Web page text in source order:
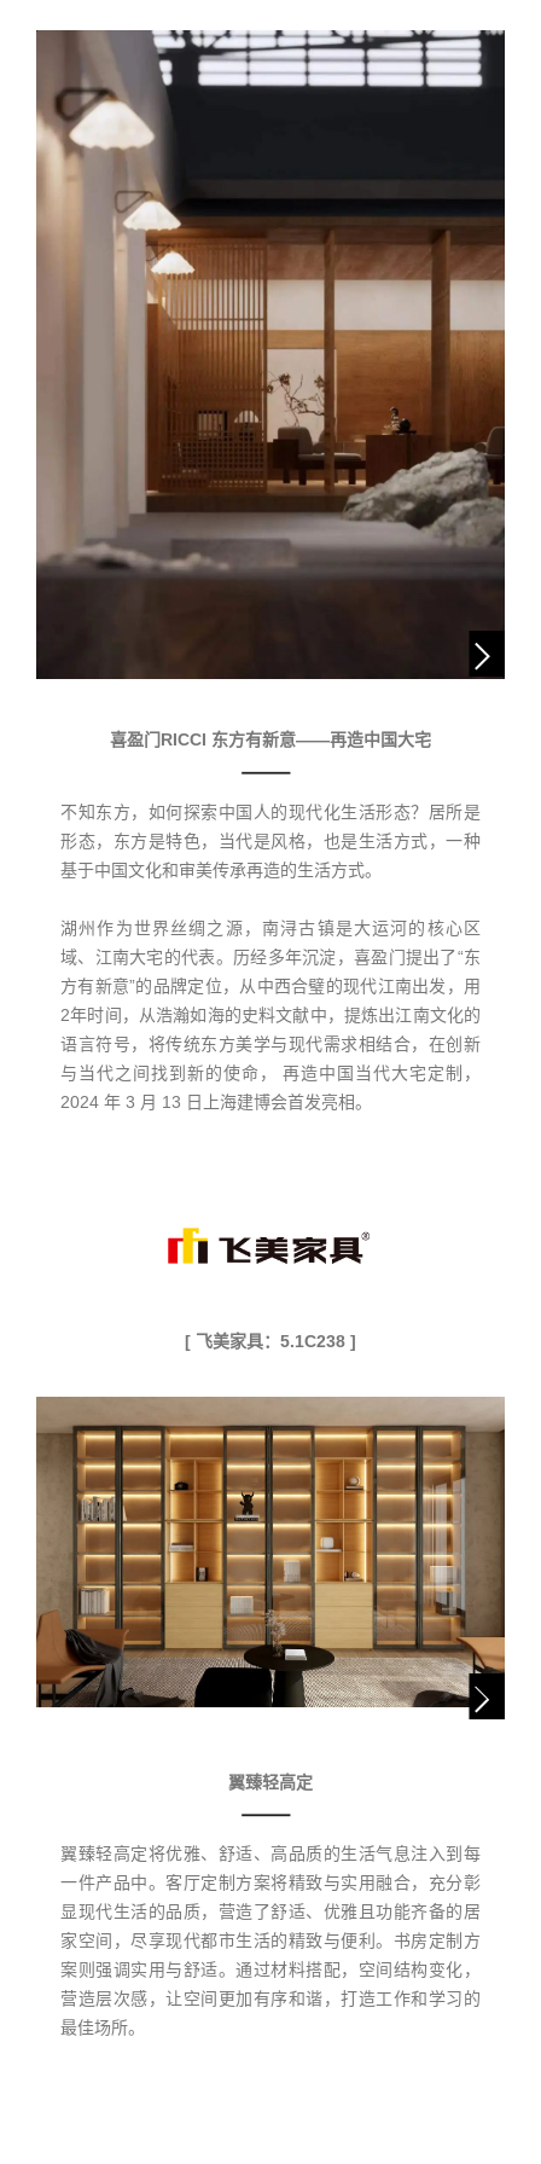
喜盈门RICCI 东方有新意——再造中国大宅
不知东方，如何探索中国人的现代化生活形态？居所是
形态，东方是特色，当代是风格，也是生活方式，一种
基于中国文化和审美传承再造的生活方式。
湖州作为世界丝绸之源，南浔古镇是大运河的核心区
域、江南大宅的代表。历经多年沉淀，喜盈门提出了“东
方有新意”的品牌定位，从中西合璧的现代江南出发，用
2年时间，从浩瀚如海的史料文献中，提炼出江南文化的
语言符号，将传统东方美学与现代需求相结合，在创新
与当代之间找到新的使命， 再造中国当代大宅定制，
2024 年 3 月 13 日上海建博会首发亮相。
[ 飞美家具：5.1C238 ]
翼臻轻高定
翼臻轻高定将优雅、舒适、高品质的生活气息注入到每
一件产品中。客厅定制方案将精致与实用融合，充分彰
显现代生活的品质，营造了舒适、优雅且功能齐备的居
家空间，尽享现代都市生活的精致与便利。书房定制方
案则强调实用与舒适。通过材料搭配，空间结构变化，
营造层次感，让空间更加有序和谐，打造工作和学习的
最佳场所。